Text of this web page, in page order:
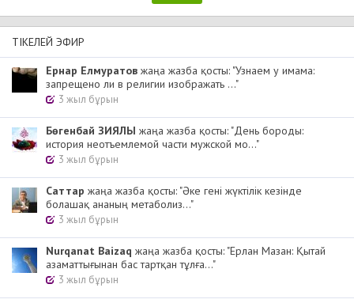
ТІКЕЛЕЙ ЭФИР
Ернар Елмуратов жаңа жазба қосты: "Узнаем у имама:
запрещено ли в религии изображать ..."
3 жыл бұрын
Бөгенбай ЗИЯЛЫ жаңа жазба қосты: "День бороды:
история неотъемлемой части мужской мо..."
3 жыл бұрын
Cаттар жаңа жазба қосты: "Әке гені жүктілік кезінде
болашақ ананың метаболиз..."
3 жыл бұрын
Nurqanat Baizaq жаңа жазба қосты: "Ерлан Мазан: Қытай
азаматтығынан бас тартқан тұлға..."
3 жыл бұрын